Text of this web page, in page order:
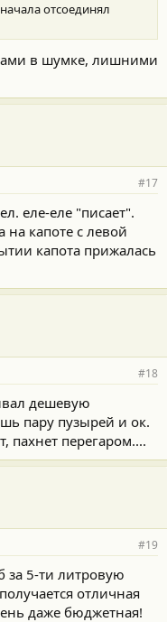
отсоединял
в шумке, лишними
#17
еле-еле "писает".
на капоте с левой
капота прижалась
#18
дешевую
пару пузырей и ок.
пахнет перегаром....
#19
за 5-ти литровую
отличная
даже бюджетная!